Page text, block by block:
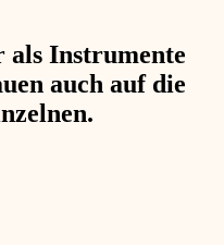
Instrumente
auch auf die